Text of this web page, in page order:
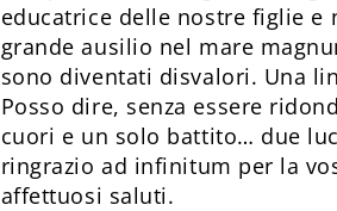
educatrice delle nostre figlie e
grande ausilio nel mare
sono diventati disvalori. Una
Posso dire, senza essere
cuori e un solo battito… due
ringrazio ad infinitum per la
affettuosi saluti.